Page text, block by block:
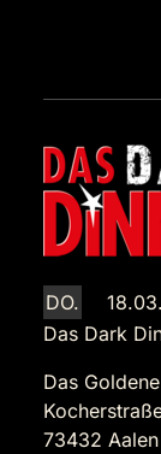
DO.
Das Dark
Das
73432 Aalen